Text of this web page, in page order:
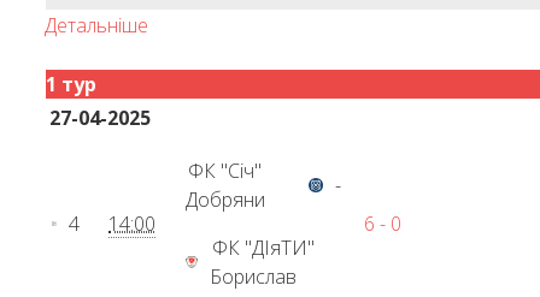
Детальніше
1 тур
27-04-2025
4 14:00
ФК "Січ"
Добряни
-
ФК "ДІяТИ"
Борислав
6 - 0